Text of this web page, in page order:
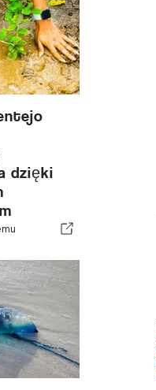
dzięki